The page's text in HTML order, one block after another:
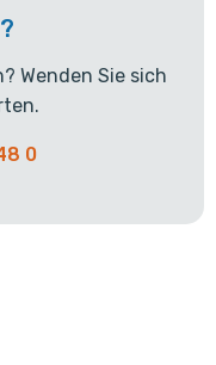
Wenden Sie sich
0